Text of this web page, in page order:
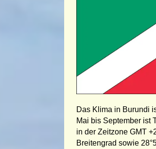
Das Klima in Burundi
Mai bis September ist
in der Zeitzone GMT
Breitengrad sowie